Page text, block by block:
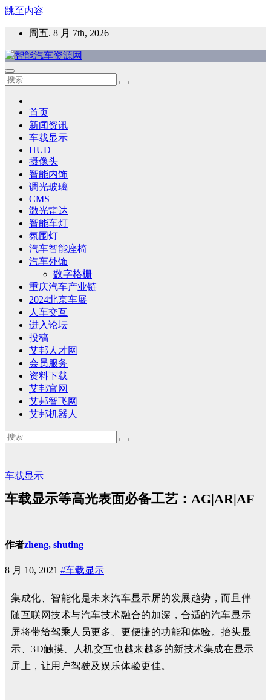
跳至内容
周五. 8 月 7th, 2026
智能汽车资源网
智能表面，智能内饰，新能源汽车，HMI，人车交互，智能车
首页
新闻资讯
车载显示
HUD
摄像头
智能内饰
调光玻璃
CMS
激光雷达
智能车灯
氛围灯
汽车智能座椅
汽车外饰
数字格栅
重庆汽车产业链
2024北京车展
人车交互
进入论坛
投稿
艾邦人才网
会员服务
资料下载
艾邦官网
艾邦智飞网
艾邦机器人
车载显示
车载显示等高光表面必备工艺：AG|AR|AF
作者zheng, shuting
8 月 10, 2021 #车载显示
集成化、智能化是未来汽车显示屏的发展趋势，而且伴
随互联网技术与汽车技术融合的加深，合适的汽车显示
屏将带给驾乘人员更多、更便捷的功能和体验。抬头显
示、3D触摸、人机交互也越来越多的新技术集成在显示
屏上，让用户驾驶及娱乐体验更佳。